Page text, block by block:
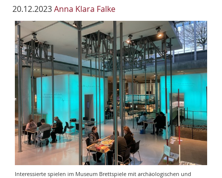
20.12.2023Anna Klara Falke
Interessierte spielen im Museum Brettspiele mit archäologischen und